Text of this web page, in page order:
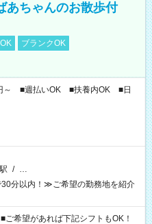
あちゃんのお散歩付
ブランクOK
～ ■週払いOK ■扶養内OK ■日
/ …
分以内！≫ご希望の勤務地を紹介